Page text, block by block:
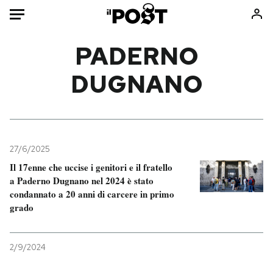
Mondo
Tecnologia
Internet
Scienza
Sport
Libri
Ok Boomer!
Media
PADERNO
DUGNANO
27/6/2025
Il 17enne che uccise i genitori e il fratello
a Paderno Dugnano nel 2024 è stato
condannato a 20 anni di carcere in primo
grado
2/9/2024